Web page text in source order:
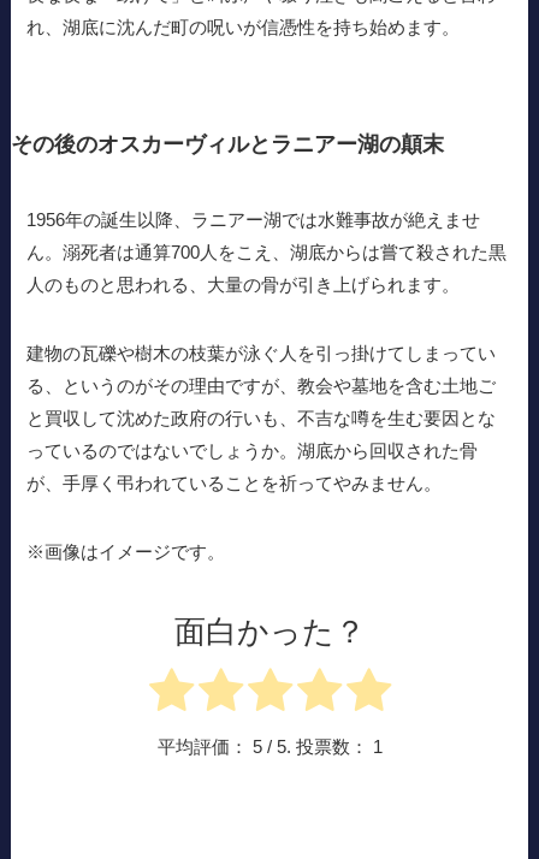
れ、湖底に沈んだ町の呪いが信憑性を持ち始めます。
その後のオスカーヴィルとラニアー湖の顛末
1956年の誕生以降、ラニアー湖では水難事故が絶えませ
ん。溺死者は通算700人をこえ、湖底からは嘗て殺された黒
人のものと思われる、大量の骨が引き上げられます。
建物の瓦礫や樹木の枝葉が泳ぐ人を引っ掛けてしまってい
る、というのがその理由ですが、教会や墓地を含む土地ご
と買収して沈めた政府の行いも、不吉な噂を生む要因とな
っているのではないでしょうか。湖底から回収された骨
が、手厚く弔われていることを祈ってやみません。
※画像はイメージです。
面白かった？
平均評価： 5/ 5. 投票数： 1